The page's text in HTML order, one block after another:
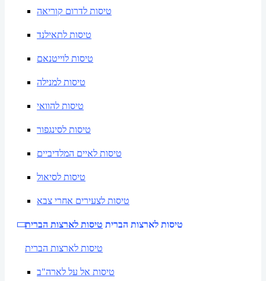
טיסות לדרום קוריאה
טיסות לתאילנד
טיסות לוייטנאם
טיסות למנילה
טיסות להוואי
טיסות לסינגפור
טיסות לאיים המלדיביים
טיסות לסיאול
טיסות לצעירים אחרי צבא
טיסות לארצות הברית טיסות לארצות הברית
טיסות לארצות הברית
טיסות אל על לארה"ב